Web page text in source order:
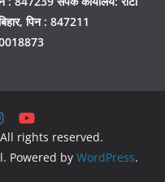
पिन : 847211
rights reserved.
Powered by WordPress.